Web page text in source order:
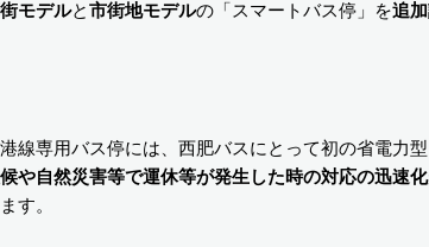
モデルと市街地モデルの「スマートバス停」を追
線専用バス停には、西肥バスにとって初の省電力
や自然災害等で運休等が発生した時の対応の迅速化
す。